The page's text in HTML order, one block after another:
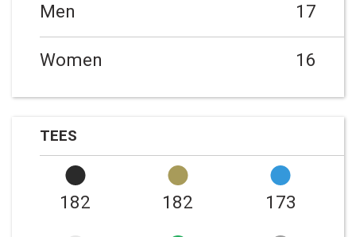
Men 17
Women 16
TEES
182 182 173